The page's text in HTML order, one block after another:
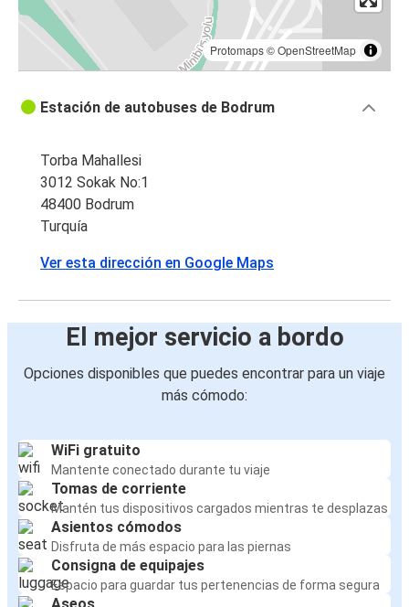
Protomaps©OpenStreetMap
Estación de autobuses de Bodrum
Torba Mahallesi
3012 Sokak No:1
48400 Bodrum
Turquía
Ver esta dirección en Google Maps
El mejor servicio a bordo
Opciones disponibles que puedes encontrar para un viaje
más cómodo:
WiFi gratuito
Mantente conectado durante tu viaje
Tomas de corriente
Mantén tus dispositivos cargados mientras te desplazas
Asientos cómodos
Disfruta de más espacio para las piernas
Consigna de equipajes
Espacio para guardar tus pertenencias de forma segura